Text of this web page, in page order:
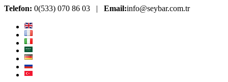
Telefon: 0(533) 070 86 03 | Email:info@seybar.com.tr